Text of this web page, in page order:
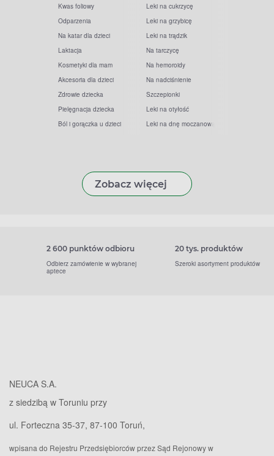
Kwas foliowy
Odparzenia
Na katar dla dzieci
Laktacja
Kosmetyki dla mam
Akcesoria dla dzieci
Zdrowie dziecka
Pielęgnacja dziecka
Ból i gorączka u dzieci
Leki na cukrzycę
Leki na grzybicę
Leki na trądzik
Na tarczycę
Na hemoroidy
Na nadciśnienie
Szczepionki
Leki na otyłość
Leki na dnę moczanową
Zobacz więcej
2 600 punktów odbioru
Odbierz zamówienie w wybranej
aptece
20 tys. produktów
Szeroki asortyment produktów
NEUCA S.A.
z siedzibą w Toruniu przy
ul. Forteczna 35-37, 87-100 Toruń,
wpisana do Rejestru Przedsiębiorców przez Sąd Rejonowy w